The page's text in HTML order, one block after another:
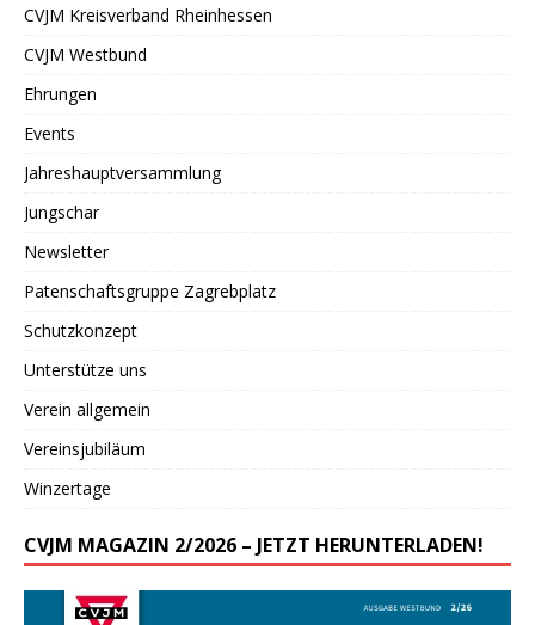
CVJM Kreisverband Rheinhessen
CVJM Westbund
Ehrungen
Events
Jahreshauptversammlung
Jungschar
Newsletter
Patenschaftsgruppe Zagrebplatz
Schutzkonzept
Unterstütze uns
Verein allgemein
Vereinsjubiläum
Winzertage
CVJM MAGAZIN 2/2026 – JETZT HERUNTERLADEN!